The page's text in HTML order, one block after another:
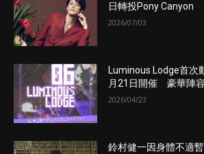
日轉投Pony Canyon
2026/07/03
Luminous Lodge首次
月21日開催 豪華陣
2026/04/23
鈴村健一因身體不適